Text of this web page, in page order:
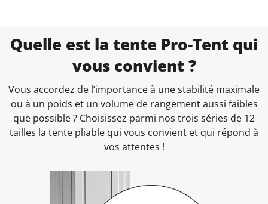
Quelle est la tente Pro-Tent qui
vous convient ?
Vous accordez de l’importance à une stabilité maximale
ou à un poids et un volume de rangement aussi faibles
que possible ? Choisissez parmi nos trois séries de 12
tailles la tente pliable qui vous convient et qui répond à
vos attentes !